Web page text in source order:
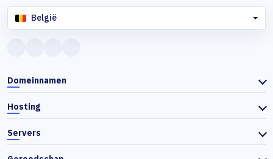
België
Domeinnamen
Hosting
Servers